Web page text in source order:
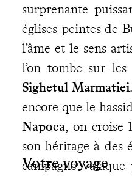
surprenante
églises peintes de
l’âme et le sens
l’on tombe sur
Sighetul Marmatiei
encore que le
Napoca, on croise
son héritage à des
campagne
Votre voyage